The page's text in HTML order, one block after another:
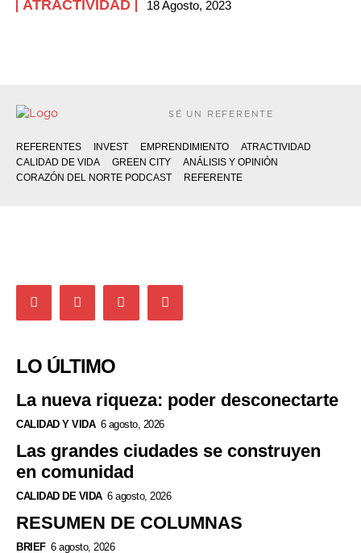
ATRACTIVIDAD 18 Agosto, 2023
SÉ UN REFERENTE
REFERENTES INVEST EMPRENDIMIENTO
ATRACTIVIDAD
CALIDAD DE VIDA
GREEN CITY
ANÁLISIS Y OPINIÓN
CORAZÓN DEL NORTE PODCAST
REFERENTE
LO ÚLTIMO
La nueva riqueza: poder desconectarte
CALIDAD Y VIDA 6 agosto, 2026
Las grandes ciudades se construyen
en comunidad
CALIDAD DE VIDA 6 agosto, 2026
RESUMEN DE COLUMNAS
BRIEF 6 agosto, 2026